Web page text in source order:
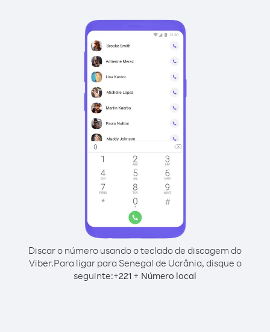
Discar o número usando o teclado de discagem do
Viber.Para ligar para Senegal de Ucrânia, disque o
seguinte:+221 + Número local